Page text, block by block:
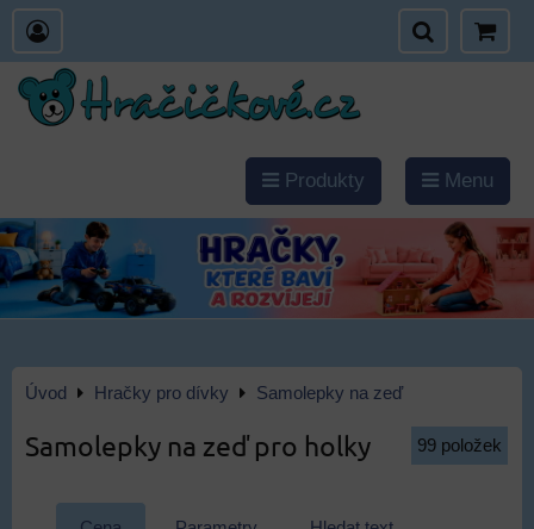
Produkty Menu
Úvod Hračky pro dívky Samolepky na zeď
Samolepky na zeď pro holky 99 položek